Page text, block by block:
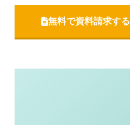
無料で資料請求する